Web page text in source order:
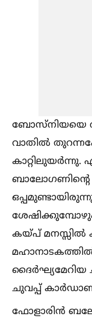
ബോസ്നിയയെ
വാതില്‍
കയ്‌പ് മനസ്സില്‍
ദൈര്‍ഘ്യമേറിയ
ചുവപ്പ്
ഫോളാരിന്‍